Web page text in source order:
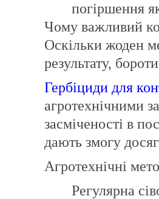
погіршення
Чому важливий
Оскільки жоден
результату,
Гербіциди для
агротехнічними
засміченості в
дають змогу
Агротехнічні
Регулярна